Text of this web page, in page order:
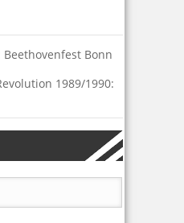
Beethovenfest Bonn
1989/1990: